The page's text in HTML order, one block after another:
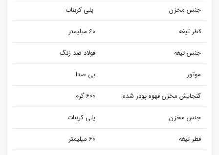
جنس مخزن پلی کربنات
قطر تیغه 60 میلیمتر
جنس تیغه فولاد ضد زنگ
موتور بی صدا
گنجایش مخزن قهوه پودر شده 600 گرم
جنس مخزن پلی کربنات
قطر تیغه 60 میلیمتر